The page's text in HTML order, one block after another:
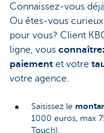
Connaissez-vous
Ou êtes-vous
pour vous? Client
ligne, vous
paiement et votre
votre agence.
Saisissez le
1000 euros, max
Touch).